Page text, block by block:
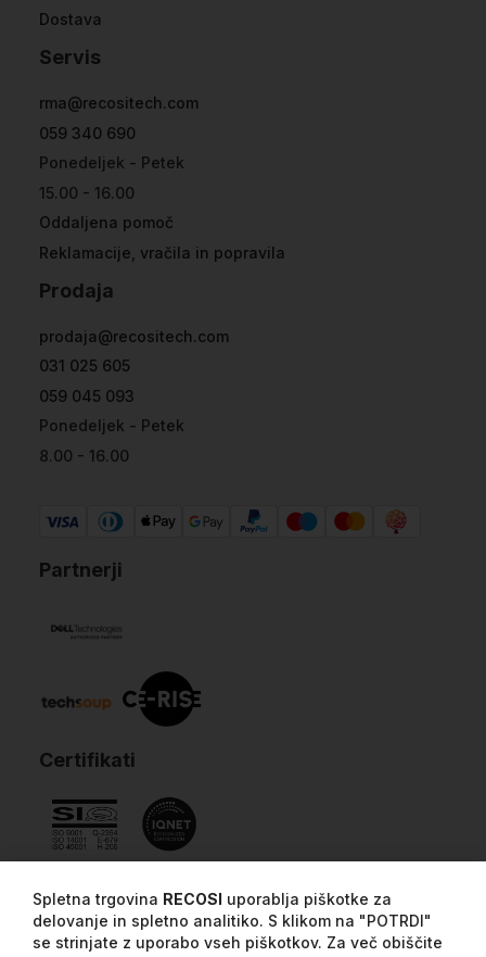
Dostava
Servis
rma@recositech.com
059 340 690
Ponedeljek - Petek
15.00 - 16.00
Oddaljena pomoč
Reklamacije, vračila in popravila
Prodaja
prodaja@recositech.com
031 025 605
059 045 093
Ponedeljek - Petek
8.00 - 16.00
Partnerji
Certifikati
Spletna trgovina RECOSI uporablja piškotke za
delovanje in spletno analitiko. S klikom na "POTRDI"
se strinjate z uporabo vseh piškotkov. Za več obiščite